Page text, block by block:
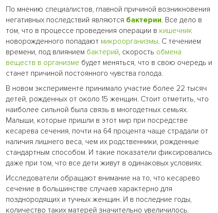
По мнению специалистов, главной причиной возникновения
негативных последствий являются бактерии. Все дело в
том, что в процессе проведения операции в кишечник
новорожденного попадают микроорганизмы. С течением
времени, под влиянием бактерий, скорость обмена
веществ в организме будет меняться, что в свою очередь и
станет причиной постоянного чувства голода.
В новом эксперименте принимало участие более 22 тысяч
детей, рожденных от около 15 женщин. Стоит отметить, что
наиболее сильной была связь в многодетных семьях.
Малыши, которые пришли в этот мир при посредстве
кесарева сечения, почти на 64 процента чаще страдали от
наличия лишнего веса, чем их родственники, рожденные
стандартным способом. И такие показатели фиксировались
даже при том, что все дети живут в одинаковых условиях.
Исследователи обращают внимание на то, что кесарево
сечение в большинстве случаев характерно для
позднородящих и тучных женщин. И в последние годы,
количество таких матерей значительно увеличилось.